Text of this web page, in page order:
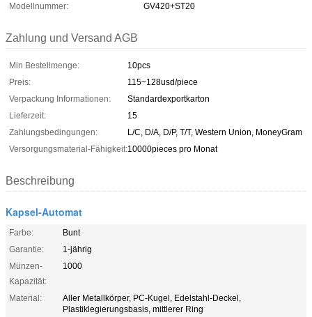
Modellnummer:
GV420+ST20
Zahlung und Versand AGB
Min Bestellmenge:
10pcs
Preis:
115~128usd/piece
Verpackung Informationen:
Standardexportkarton
Lieferzeit:
15
Zahlungsbedingungen:
L/C, D/A, D/P, T/T, Western Union, MoneyGram
Versorgungsmaterial-Fähigkeit:10000pieces pro Monat
Beschreibung
Kapsel-Automat
Farbe:
Bunt
Garantie:
1-jährig
Münzen-
Kapazität:
1000
Material:
Aller Metallkörper, PC-Kugel, Edelstahl-Deckel,
Plastiklegierungsbasis, mittlerer Ring